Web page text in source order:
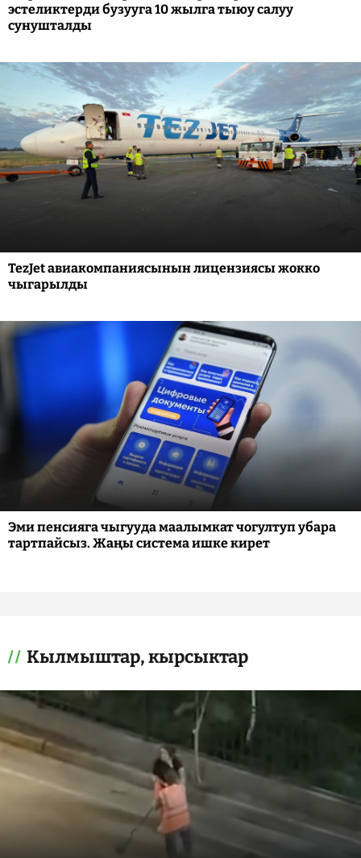
эстеликтерди бузууга 10 жылга тыюу салуу
сунушталды
TezJet авиакомпаниясынын лицензиясы жокко
чыгарылды
Эми пенсияга чыгууда маалымкат чогултуп убара
тартпайсыз. Жаңы система ишке кирет
Кылмыштар, кырсыктар